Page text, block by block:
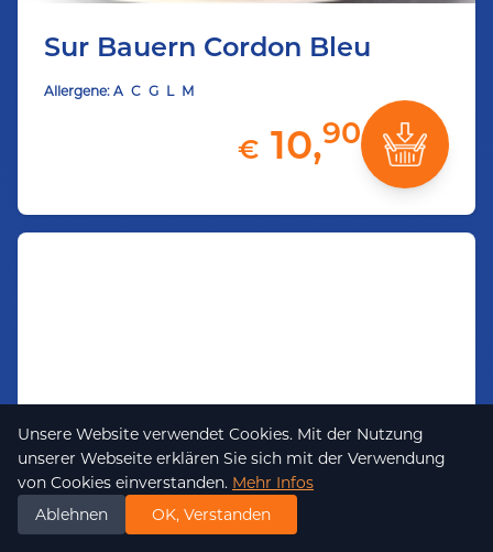
Sur Bauern Cordon Bleu
Allergene: A C G L M
€ 10,90
Cordon Bleu Tiroler Art vom
Schwein
Unsere Website verwendet Cookies. Mit der Nutzung
unserer Webseite erklären Sie sich mit der Verwendung
von Cookies einverstanden. Mehr Infos
Ablehnen
OK, Verstanden